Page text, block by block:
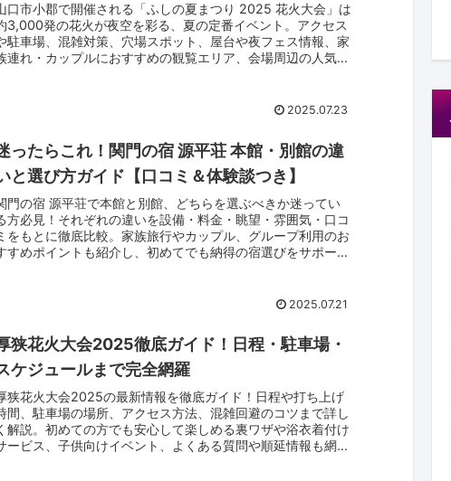
ート図1◆◆#### レーダーチャート評価表| 項目 | 評価値 |
| 絶景と食の満足度が高め || サービス |
| 丁寧で温かな応対 || 立地 | 4.64 | 角島大橋目前の好ロ
ション || 部屋 | 4.12 | 海景の客室が人気 || 設備・アメニ
ャート概要文章特に立地（4.64）と食事（4.31）が強み。
べ放題の満足感につながっています。### 特に評価されてい
点◆◆部屋や温泉の写真1◆◆#### 部屋の文章海側客室は
きな窓から日本海と角島大橋が広がり、朝夕で表情が変わり
す。二人でも荷物を広げやすいゆとりがあり、Wi-Fiもしっ
り。夜は波音が子守歌のようで、`食後に部屋でゆっくり語
える安らぎがあります。`#### 館内設備の文章ロビーから
海がドンと見えて、写真映えのスポットが多いです。夏季は
外プール、売店には地元の名産が並び、お土産選びも楽しい
に赤く染まる海が美しく、`入浴だけで旅の満足度が上がる
中心に海の幸が充実。別日の会席プランでも旬魚が豊富で、
酒との相性も良好です。朝は海を眺める朝食で一日のリズム
整います。#### 時間帯最終チェックインは17:30。到着が
くなる場合は早めの連絡でスムーズ、`冬の短い日照でも無
のないスケジュールが組めます。`#### その他駐車場無
・屋外100台。館内利用や入湯税（150円／12歳以上）はフ
ント精算でスマートです。### 口コミと詳細#### 口コミ概
文章「立地は言うことなし」「景色が最高」との声が多く、
口市小郡で開催される「ふしの夏まつり 2025 花火大会」は
3,000発の花火が夜空を彩る、夏の定番イベント。アクセス
駐車場、混雑対策、穴場スポット、屋台や夜フェス情報、家
連れ・カップルにおすすめの観覧エリア、会場周辺の人気ホ
2025.07.23
ったらこれ！関門の宿 源平荘 本館・別館の違
と選び方ガイド【口コミ＆体験談つき】
門の宿 源平荘で本館と別館、どちらを選ぶべきか迷ってい
方必見！それぞれの違いを設備・料金・眺望・雰囲気・口コ
をもとに徹底比較。家族旅行やカップル、グループ利用のお
すめポイントも紹介し、初めてでも納得の宿選びをサポート
2025.07.21
狭花火大会2025徹底ガイド！日程・駐車場・
ケジュールまで完全網羅
狭花火大会2025の最新情報を徹底ガイド！日程や打ち上げ
間、駐車場の場所、アクセス方法、混雑回避のコツまで詳し
解説。初めての方でも安心して楽しめる裏ワザや浴衣着付け
ービス、子供向けイベント、よくある質問や順延情報も網